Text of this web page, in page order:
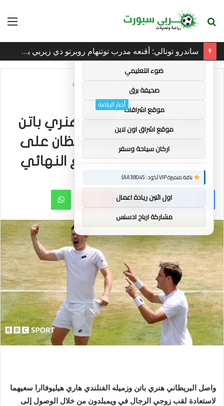
بحث
ساندرو تونالي: أقنعه مدرب توتنهام روبرتو دي زيربي بسرعة بالتوقيع
أخبار الرياضة
أخبار الرياضة
نتائج ويمبلدون 2026: هنري باتن
وهاري هيليوفاارا يحافظان على
اللقب بالوصول إلى ربع النهائي
فيسبوكتويتر لينكدإن بينتيريست واتساب
واصل البريطاني هنري باتن وزميله الفنلندي هاري هيليوفاارا سعيهما
لاستعادة لقب زوجي الرجال في ويمبلدون من خلال الوصول إلى
توصيات :
باقة متميزة VIP (كود: AA35872):
ضوء التعليمي
صحيفة برق
موقع اشراقات
موقع اشراق اون لاين
اركان سياحة وسفر
باقة متميزة VIP (كود: AA38045):
اول اثنين ريادة اعمال
مشاركة ارباح ادسنس